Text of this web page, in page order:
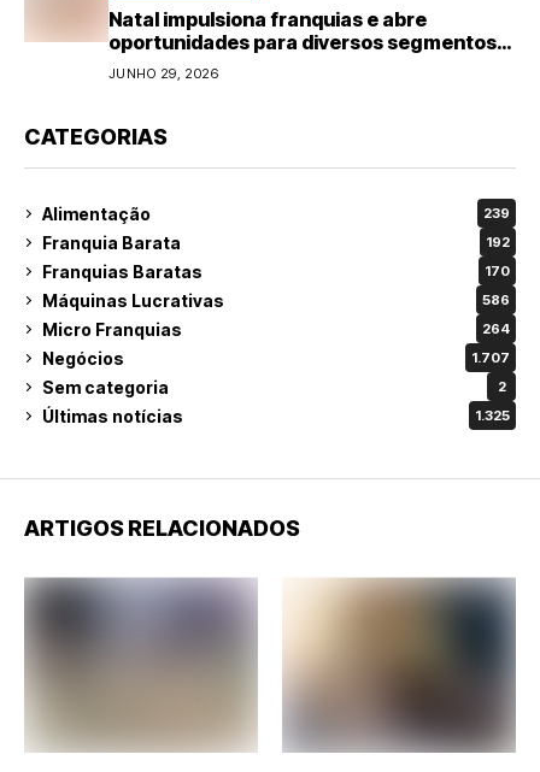
Natal impulsiona franquias e abre
oportunidades para diversos segmentos
do varejo
JUNHO 29, 2026
CATEGORIAS
Alimentação 239
Franquia Barata 192
Franquias Baratas 170
Máquinas Lucrativas 586
Micro Franquias 264
Negócios 1.707
Sem categoria 2
Últimas notícias 1.325
ARTIGOS RELACIONADOS